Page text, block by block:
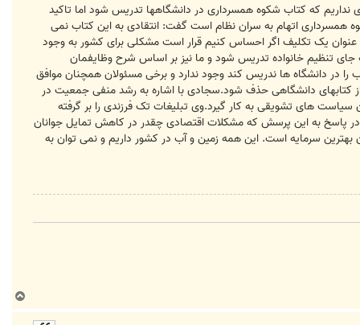
نداریم که کتاب شکوه همسرداری در دانشگاهها تدریس شود اما تاکید
همسرداری اتهام به سران نظام است گفت: انتقادی به این کتاب نمی
عنوان یک تکلیف اگر احساس کنیم قرار است مشکلی برای کشور به وجود
تنظیم خانواده تدریس شود و ما نیز بر اساس شرح وظایفمان
در دانشگاه ها ندریس کند وجود ندارد و برخی مسئولان همچنان موافق
از کتابهای دانشگاهی حذف شود.سجادی با اشاره به رشد منفی جمعیت در
های تشویقی به کار گیرد.وی تبلیغات تک فرزندی را بر گرفته
پاسخ به این پرسش که مشکلات اقتصادی چقدر در کاهش تمایل جوانان
سرمایه است. این همه زمین و آب در کشور داریم و نمی توان به
ا